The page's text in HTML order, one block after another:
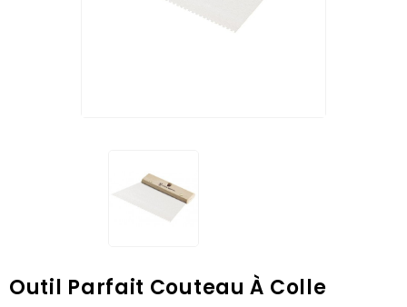
Outil Parfait Couteau À Colle